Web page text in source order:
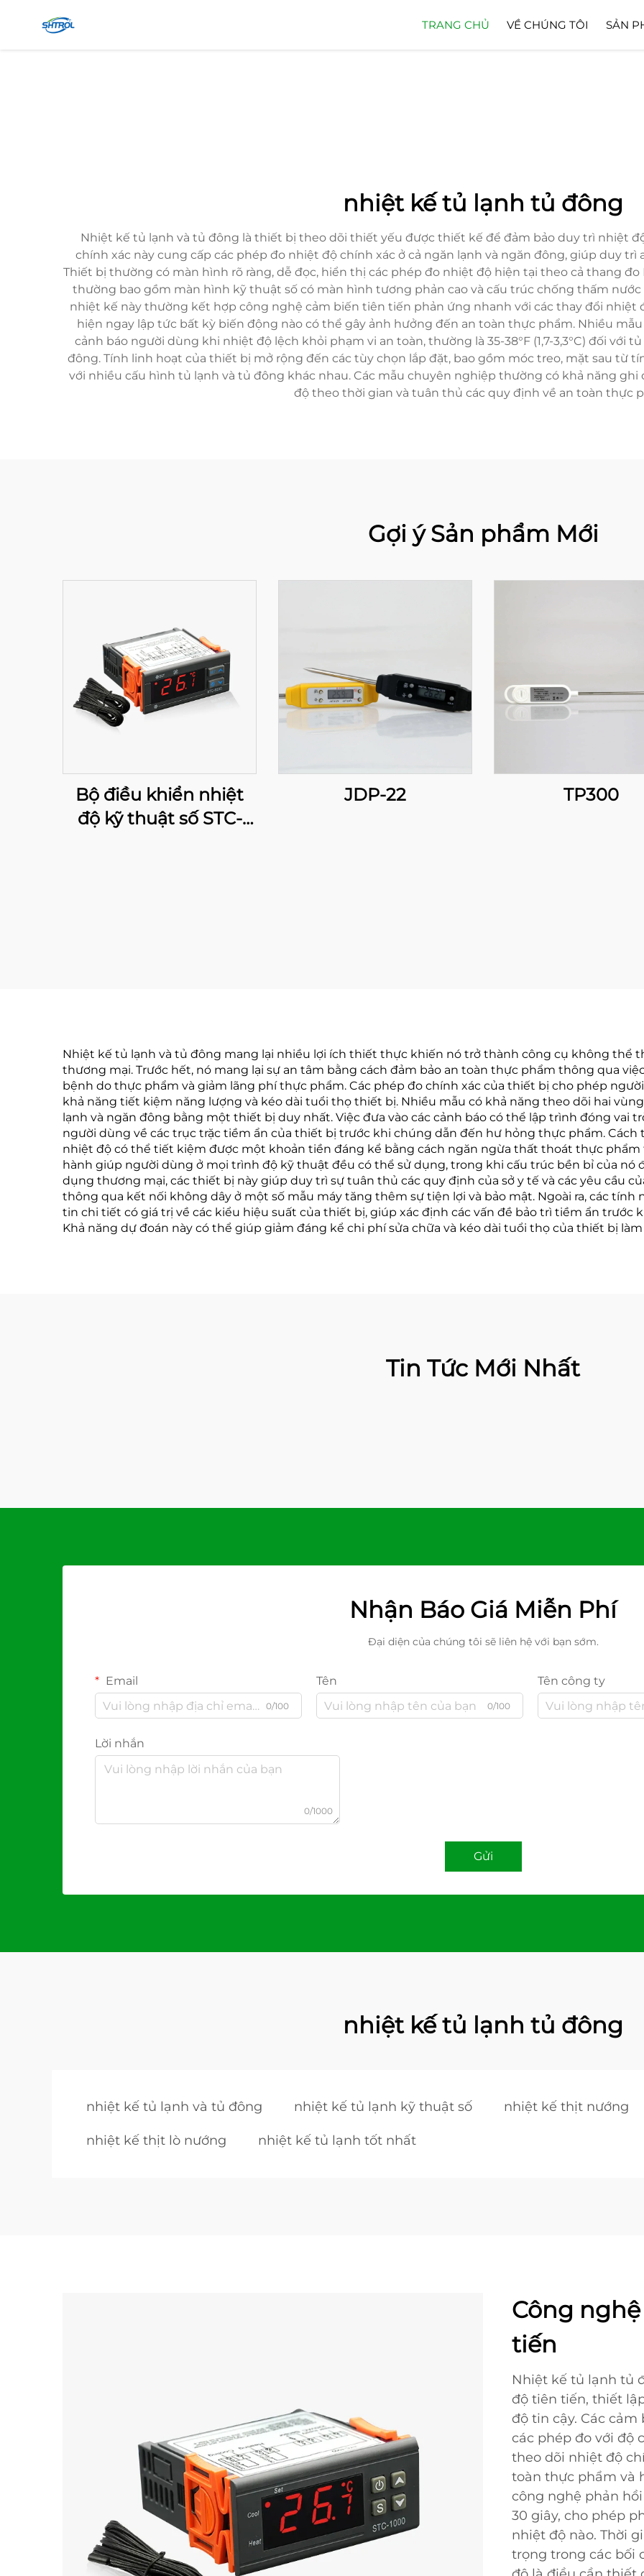
TRANG CHỦ VỀ CHÚNG TÔI SẢN
nhiệt kế tủ lạnh tủ đông
Nhiệt kế tủ lạnh và tủ đông là thiết bị theo dõi thiết yếu được thiết kế để đảm bảo duy trì nhiệt
chính xác này cung cấp các phép đo nhiệt độ chính xác ở cả ngăn lạnh và ngăn đông, giúp duy
Thiết bị thường có màn hình rõ ràng, dễ đọc, hiển thị các phép đo nhiệt độ hiện tại theo cả thang đo
thường bao gồm màn hình kỹ thuật số có màn hình tương phản cao và cấu trúc chống thấm
nhiệt kế này thường kết hợp công nghệ cảm biến tiên tiến phản ứng nhanh với các thay đổi nhiệt
hiện ngay lập tức bất kỳ biến động nào có thể gây ảnh hưởng đến an toàn thực phẩm. Nhiều
cảnh báo người dùng khi nhiệt độ lệch khỏi phạm vi an toàn, thường là 35-38°F (1,7-3,3°C) đối với
đông. Tính linh hoạt của thiết bị mở rộng đến các tùy chọn lắp đặt, bao gồm móc treo, mặt sau từ
với nhiều cấu hình tủ lạnh và tủ đông khác nhau. Các mẫu chuyên nghiệp thường có khả năng
độ theo thời gian và tuân thủ các quy định về an toàn thực
Gợi ý Sản phẩm Mới
Bộ điều khiển nhiệt
độ kỹ thuật số STC-
JDP-22 TP300
Nhiệt kế tủ lạnh và tủ đông mang lại nhiều lợi ích thiết thực khiến nó trở thành công cụ không thể
thương mại. Trước hết, nó mang lại sự an tâm bằng cách đảm bảo an toàn thực phẩm thông qua
bệnh do thực phẩm và giảm lãng phí thực phẩm. Các phép đo chính xác của thiết bị cho phép
khả năng tiết kiệm năng lượng và kéo dài tuổi thọ thiết bị. Nhiều mẫu có khả năng theo dõi hai
lạnh và ngăn đông bằng một thiết bị duy nhất. Việc đưa vào các cảnh báo có thể lập trình đóng vai
người dùng về các trục trặc tiềm ẩn của thiết bị trước khi chúng dẫn đến hư hỏng thực phẩm. Cách
nhiệt độ có thể tiết kiệm được một khoản tiền đáng kể bằng cách ngăn ngừa thất thoát thực phẩm
hành giúp người dùng ở mọi trình độ kỹ thuật đều có thể sử dụng, trong khi cấu trúc bền bỉ của nó
dụng thương mại, các thiết bị này giúp duy trì sự tuân thủ các quy định của sở y tế và các yêu cầu
thông qua kết nối không dây ở một số mẫu máy tăng thêm sự tiện lợi và bảo mật. Ngoài ra, các
tin chi tiết có giá trị về các kiểu hiệu suất của thiết bị, giúp xác định các vấn đề bảo trì tiềm ẩn
Khả năng dự đoán này có thể giúp giảm đáng kể chi phí sửa chữa và kéo dài tuổi thọ của thiết bị làm
Tin Tức Mới Nhất
Nhận Báo Giá Miễn Phí
Đại diện của chúng tôi sẽ liên hệ với bạn sớm.
Email
0/100
Tên
0/100
Tên công ty
Lời nhắn
0/1000
Gửi
nhiệt kế tủ lạnh tủ đông
nhiệt kế tủ lạnh và tủ đông nhiệt kế tủ lạnh kỹ thuật số nhiệt kế thịt nướng
nhiệt kế thịt lò nướng nhiệt kế tủ lạnh tốt nhất
Công
tiến
Nhiệt kế tủ lạnh tủ
độ tiên tiến, thiết
độ tin cậy. Các
các phép đo với độ
theo dõi nhiệt độ
toàn thực phẩm và
công nghệ phản
30 giây, cho phép
nhiệt độ nào. Thời
trọng trong các bối